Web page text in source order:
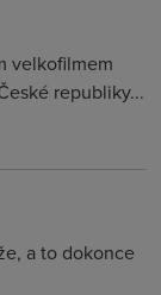
velkofilmem
republiky...
a to dokonce